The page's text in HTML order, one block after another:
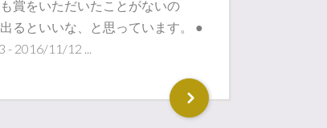
賞をいただいたことがないの
るといいな、と思っています。 ●
2016/11/12 ...